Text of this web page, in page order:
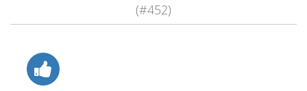
(#452)